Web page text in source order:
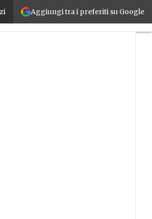
Aggiungi tra i preferiti su Google
Robotics avviano una